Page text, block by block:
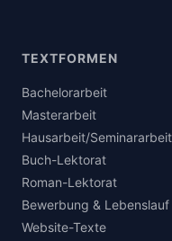
TEXTFORMEN
Bachelorarbeit
Masterarbeit
Hausarbeit/Seminararbeit
Buch-Lektorat
Roman-Lektorat
Bewerbung & Lebenslauf
Website-Texte